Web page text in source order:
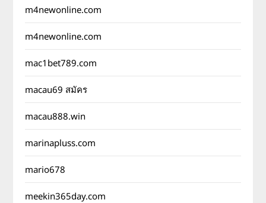
m4newonline.com
m4newonline.com
mac1bet789.com
macau69 สมัคร
macau888.win
marinapluss.com
mario678
meekin365day.com